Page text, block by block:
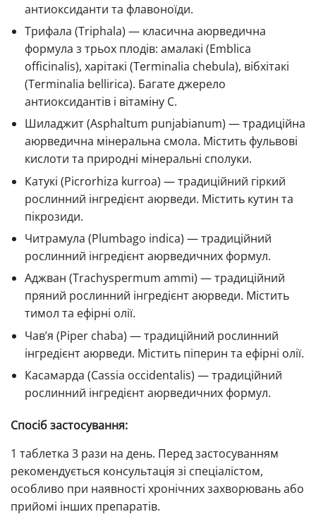
антиоксиданти та флавоноїди.
Трифала (Triphala) — класична аюрведична
формула з трьох плодів: амалакі (Emblica
officinalis), харітакі (Terminalia chebula), вібхітакі
(Terminalia bellirica). Багате джерело
антиоксидантів і вітаміну C.
Шиладжит (Asphaltum punjabianum) — традиційна
аюрведична мінеральна смола. Містить фульвові
кислоти та природні мінеральні сполуки.
Катукі (Picrorhiza kurroa) — традиційний гіркий
рослинний інгредієнт аюрведи. Містить кутин та
пікрозиди.
Читрамула (Plumbago indica) — традиційний
рослинний інгредієнт аюрведичних формул.
Аджван (Trachyspermum ammi) — традиційний
пряний рослинний інгредієнт аюрведи. Містить
тимол та ефірні олії.
Чав’я (Piper chaba) — традиційний рослинний
інгредієнт аюрведи. Містить піперин та ефірні олії.
Касамарда (Cassia occidentalis) — традиційний
рослинний інгредієнт аюрведичних формул.
Спосіб застосування:
1 таблетка 3 рази на день. Перед застосуванням
рекомендується консультація зі спеціалістом,
особливо при наявності хронічних захворювань або
прийомі інших препаратів.